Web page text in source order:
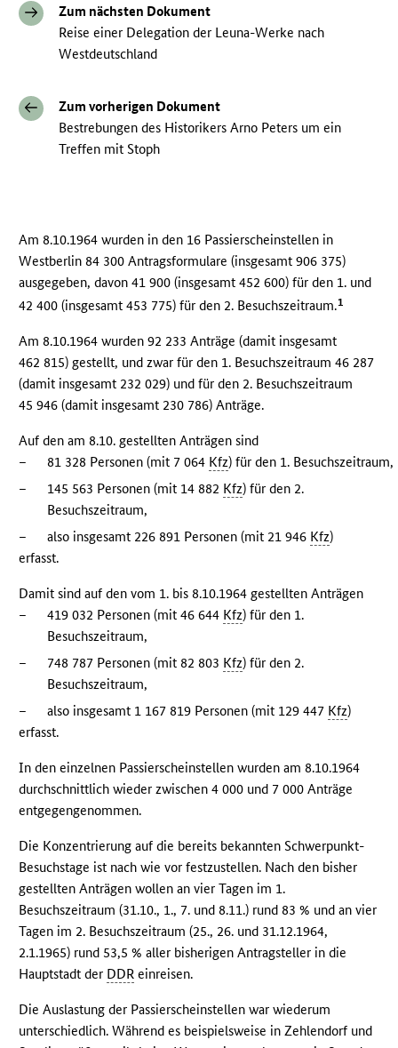
Zum nächsten Dokument
Reise einer Delegation der Leuna-Werke nach
Westdeutschland
Zum vorherigen Dokument
Bestrebungen des Historikers Arno Peters um ein
Treffen mit Stoph
Am 8.10.1964 wurden in den 16 Passierscheinstellen in
Westberlin 84 300 Antragsformulare (insgesamt 906 375)
ausgegeben, davon 41 900 (insgesamt 452 600) für den 1. und
42 400 (insgesamt 453 775) für den 2. Besuchszeitraum.1
Am 8.10.1964 wurden 92 233 Anträge (damit insgesamt
462 815) gestellt, und zwar für den 1. Besuchszeitraum 46 287
(damit insgesamt 232 029) und für den 2. Besuchszeitraum
45 946 (damit insgesamt 230 786) Anträge.
Auf den am 8.10. gestellten Anträgen sind
–
81 328 Personen (mit 7 064 Kfz) für den 1. Besuchszeitraum,
–
145 563 Personen (mit 14 882 Kfz) für den 2.
Besuchszeitraum,
–
also insgesamt 226 891 Personen (mit 21 946 Kfz)
erfasst.
Damit sind auf den vom 1. bis 8.10.1964 gestellten Anträgen
–
419 032 Personen (mit 46 644 Kfz) für den 1.
Besuchszeitraum,
–
748 787 Personen (mit 82 803 Kfz) für den 2.
Besuchszeitraum,
–
also insgesamt 1 167 819 Personen (mit 129 447 Kfz)
erfasst.
In den einzelnen Passierscheinstellen wurden am 8.10.1964
durchschnittlich wieder zwischen 4 000 und 7 000 Anträge
entgegengenommen.
Die Konzentrierung auf die bereits bekannten Schwerpunkt-
Besuchstage ist nach wie vor festzustellen. Nach den bisher
gestellten Anträgen wollen an vier Tagen im 1.
Besuchszeitraum (31.10., 1., 7. und 8.11.) rund 83 % und an vier
Tagen im 2. Besuchszeitraum (25., 26. und 31.12.1964,
2.1.1965) rund 53,5 % aller bisherigen Antragsteller in die
Hauptstadt der DDR einreisen.
Die Auslastung der Passierscheinstellen war wiederum
unterschiedlich. Während es beispielsweise in Zehlendorf und